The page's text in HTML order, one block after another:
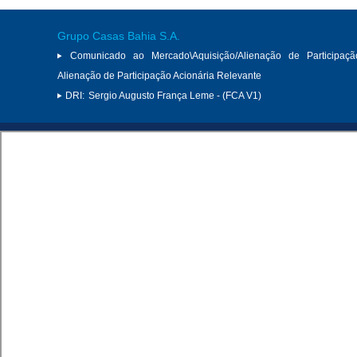
Grupo Casas Bahia S.A.
Comunicado ao Mercado\Aquisição/Alienação de
Alienação de Participação Acionária Relevante
DRI: Sergio Augusto França Leme - (FCA V1)